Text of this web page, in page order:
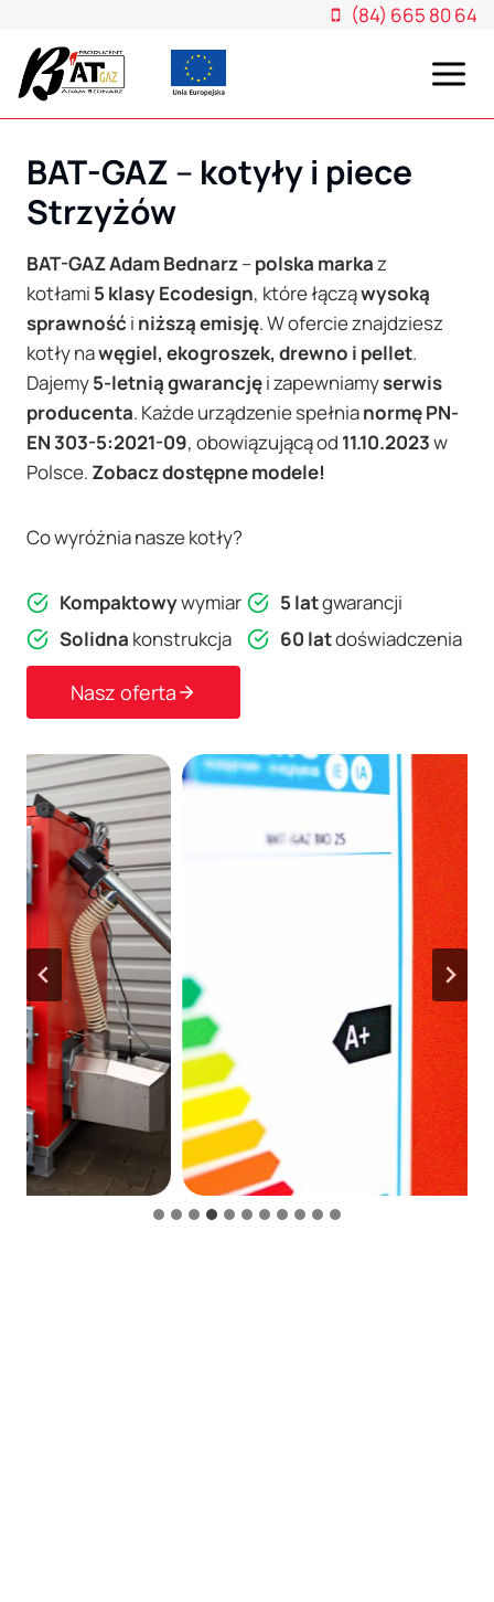
treści
(84) 665 80 64
BAT-GAZ– kotyły i piece
Strzyżów
BAT-GAZ Adam Bednarz–polska markaz
kotłami 5 klasy Ecodesign, które łącząwysoką
sprawność i niższą emisję. W ofercie znajdziesz
kotły nawęgiel, ekogroszek, drewno i pellet.
Dajemy5-letnią gwarancjęi zapewniamyserwis
producenta. Każde urządzenie spełnianormę PN-
EN 303-5:2021-09, obowiązującą od 11.10.2023w
Polsce. Zobacz dostępne modele!
Co wyróżnia nasze kotły?
Kompaktowywymiar 5 latgwarancji
Solidna konstrukcja 60 latdoświadczenia
Nasz oferta